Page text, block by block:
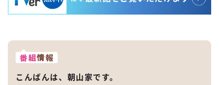
番組情報
こんばんは、朝山家です。